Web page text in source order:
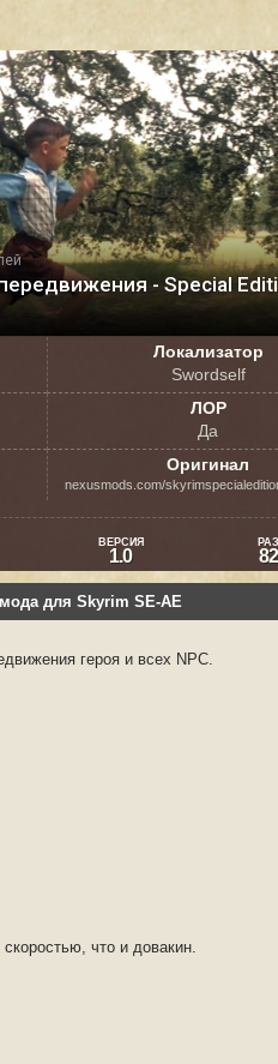
- Special
Локализатор
Swordself
ЛОР
Да
Оригинал
nexusmods.com/
ВЕРСИЯ
1.0
для Skyrim SE-AE
героя и всех NPC.
что и довакин.